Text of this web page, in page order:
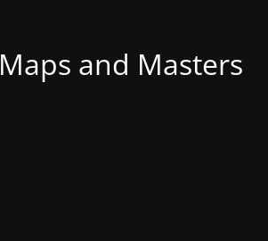
Maps and Masters